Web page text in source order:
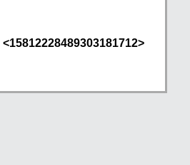
<15812228489303181712>